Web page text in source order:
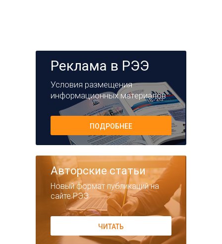
Реклама в РЭЭ
Условия размещения
информационных материалов
ПОДРОБНЕЕ
Авторские статьи
Новый формат публикаций на
сайте РЭЭ
ЧИТАТЬ